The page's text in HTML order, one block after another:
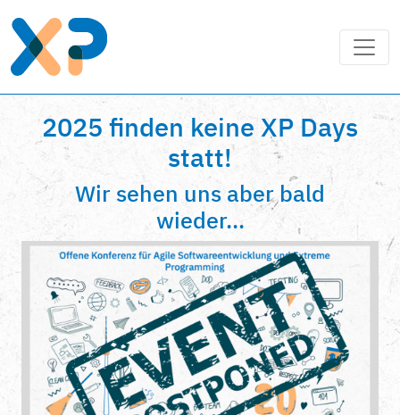
2025 finden keine XP Days
statt!
Wir sehen uns aber bald
wieder...